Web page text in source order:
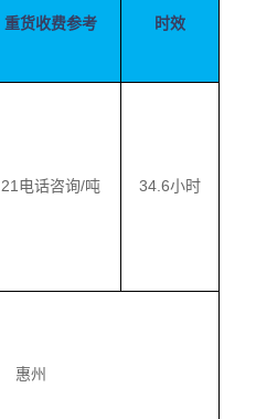
重货收费参考 时效
21电话咨询/吨 34.6小时
惠州